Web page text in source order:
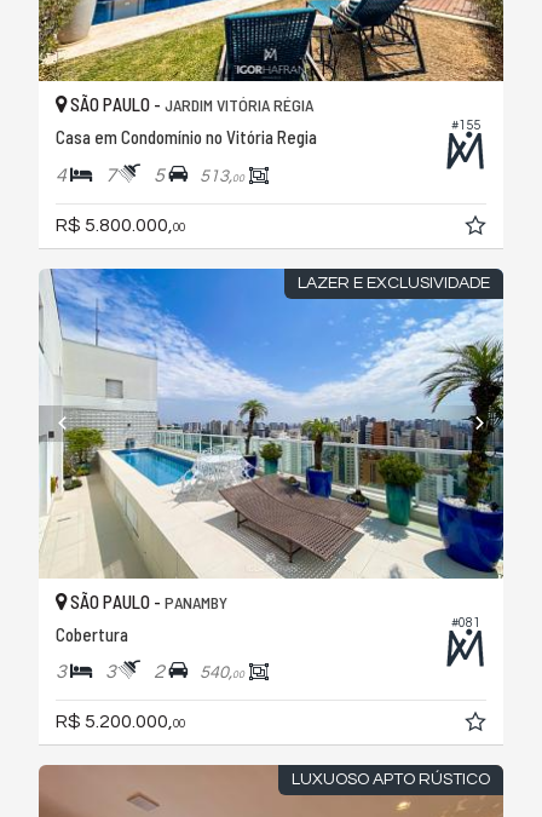
#155
SÃO PAULO - JARDIM VITÓRIA RÉGIA
Casa em Condomínio no Vitória Regia
4 7 5 513,00
R$ 5.800.000, 00
LAZER E EXCLUSIVIDADE
#081
SÃO PAULO - PANAMBY
Cobertura
3 3 2 540,00
R$ 5.200.000, 00
LUXUOSO APTO RÚSTICO